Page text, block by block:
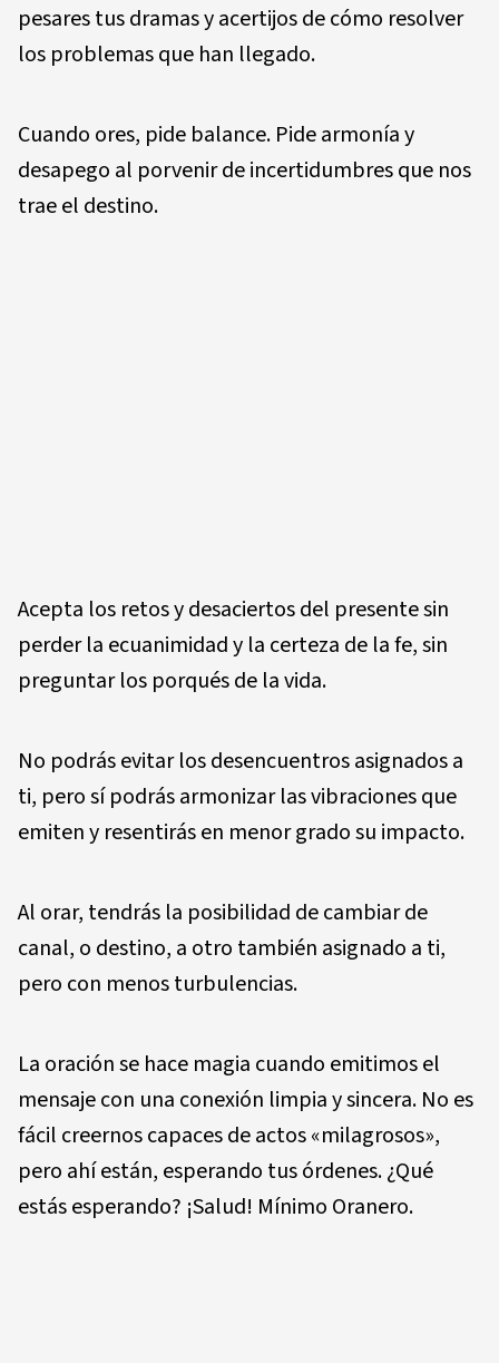
pesares tus dramas y acertijos de cómo resolver
los problemas que han llegado.
Cuando ores, pide balance. Pide armonía y
desapego al porvenir de incertidumbres que nos
trae el destino.
Acepta los retos y desaciertos del presente sin
perder la ecuanimidad y la certeza de la fe, sin
preguntar los porqués de la vida.
No podrás evitar los desencuentros asignados a
ti, pero sí podrás armonizar las vibraciones que
emiten y resentirás en menor grado su impacto.
Al orar, tendrás la posibilidad de cambiar de
canal, o destino, a otro también asignado a ti,
pero con menos turbulencias.
La oración se hace magia cuando emitimos el
mensaje con una conexión limpia y sincera. No es
fácil creernos capaces de actos «milagrosos»,
pero ahí están, esperando tus órdenes. ¿Qué
estás esperando? ¡Salud! Mínimo Oranero.